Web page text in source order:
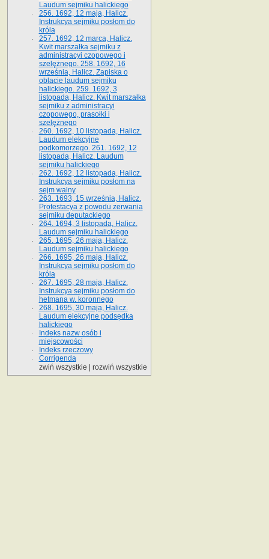
Laudum sejmiku halickiego
256. 1692, 12 maja, Halicz.
Instrukcya sejmiku posłom do
króla
257. 1692, 12 marca, Halicz.
Kwit marszałka sejmiku z
administracyi czopowego i
szelężnego. 258. 1692, 16
września, Halicz. Zapiska o
oblacie laudum sejmiku
halickiego. 259. 1692, 3
listopada, Halicz. Kwit marszałka
sejmiku z administracyi
czopowego, prasołki i
szelężnego
260. 1692, 10 listopada, Halicz.
Laudum elekcyjne
podkomorzego. 261. 1692, 12
listopada, Halicz. Laudum
sejmiku halickiego
262. 1692, 12 listopada, Halicz.
Instrukcya sejmiku posłom na
sejm walny
263. 1693, 15 września, Halicz.
Protestacya z powodu zerwania
sejmiku deputackiego
264. 1694, 3 listopada, Halicz.
Laudum sejmiku halickiego
265. 1695, 26 maja, Halicz.
Laudum sejmiku halickiego
266. 1695, 26 maja, Halicz.
Instrukcya sejmiku posłom do
króla
267. 1695, 28 maja, Halicz.
Instrukcya sejmiku posłom do
hetmana w. koronnego
268. 1695, 30 maja, Halicz.
Laudum elekcyjne podsędka
halickiego
Indeks nazw osób i
miejscowości
Indeks rzeczowy
Corrigenda
zwiń wszystkie
rozwiń wszystkie